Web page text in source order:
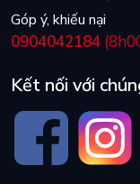
Góp ý, khiếu nại
0904042184
Kết nối với